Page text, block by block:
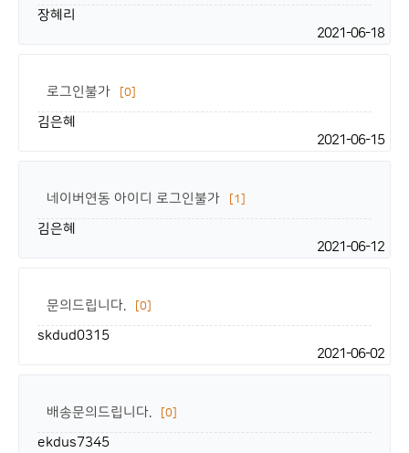
장혜리
2021-06-18
로그인불가 [0]
김은혜
2021-06-15
네이버연동 아이디 로그인불가 [1]
김은혜
2021-06-12
문의드립니다. [0]
skdud0315
2021-06-02
배송문의드립니다. [0]
ekdus7345